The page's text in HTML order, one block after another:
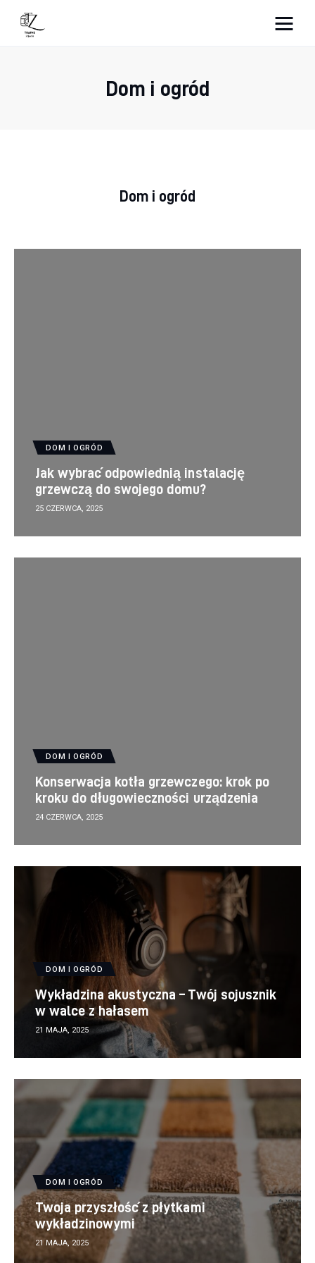
Dom i ogród
Lifestyle
Dom i ogródDom i ogród
DOM I OGRÓD
Jak wybrać odpowiednią instalację
grzewczą do swojego domu?
25 CZERWCA, 2025
DOM I OGRÓD
Konserwacja kotła grzewczego: krok po
kroku do długowieczności urządzenia
24 CZERWCA, 2025
DOM I OGRÓD
Wykładzina akustyczna – Twój sojusznik
w walce z hałasem
21 MAJA, 2025
DOM I OGRÓD
Twoja przyszłość z płytkami
wykładzinowymi
21 MAJA, 2025